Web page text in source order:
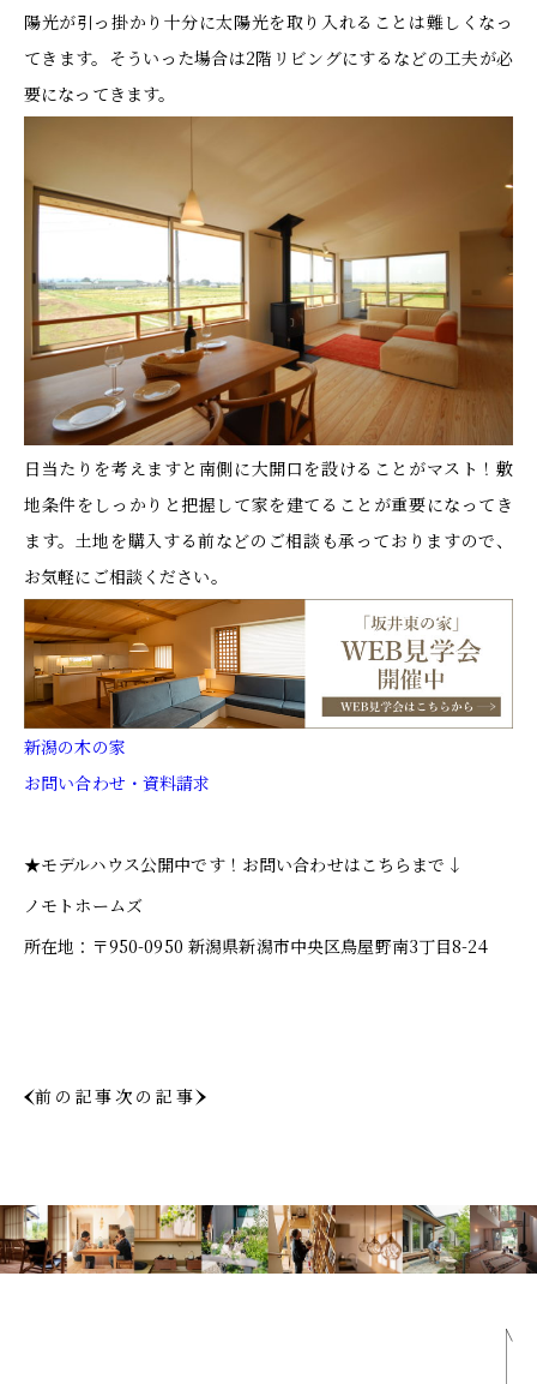
陽光が引っ掛かり十分に太陽光を取り入れることは難しくなっ
てきます。そういった場合は2階リビングにするなどの工夫が必
要になってきます。
日当たりを考えますと南側に大開口を設けることがマスト！敷
地条件をしっかりと把握して家を建てることが重要になってき
ます。土地を購入する前などのご相談も承っておりますので、
お気軽にご相談ください。
新潟の木の家
お問い合わせ・資料請求
★モデルハウス公開中です！お問い合わせはこちらまで↓
ノモトホームズ
所在地：〒950-0950 新潟県新潟市中央区鳥屋野南3丁目8-24
前の記事次の記事